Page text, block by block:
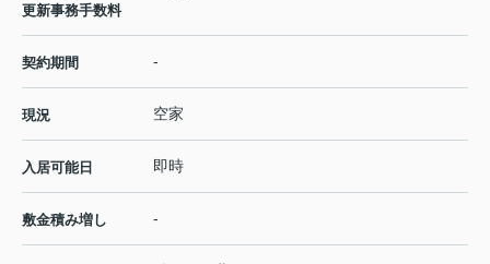
更新事務手数料
契約期間 -
現況 空家
入居可能日 即時
敷金積み増し -